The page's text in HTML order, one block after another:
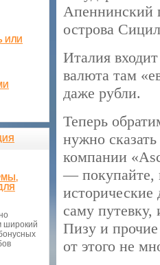
ИЛИ
широкий
Апеннинский
острова
Италия
валюта там
даже рубли.
Теперь
нужно
компании
— покупайте,
исторические
саму
Пизу и прочие
от этого не